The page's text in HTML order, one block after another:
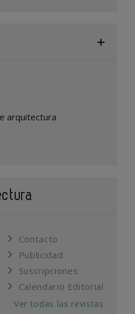
arquitectura
Contacto
Publicidad
Suscripciones
Calendario Editorial
Ver todas las revistas